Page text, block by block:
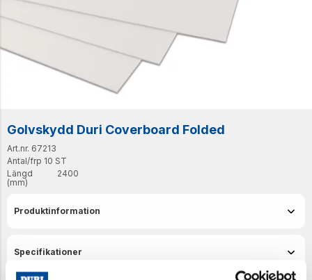
Golvskydd Duri Coverboard Folded
Art.nr. 67213
Antal/frp 10 ST
Längd
(mm)
2400
Produktinformation
Specifikationer